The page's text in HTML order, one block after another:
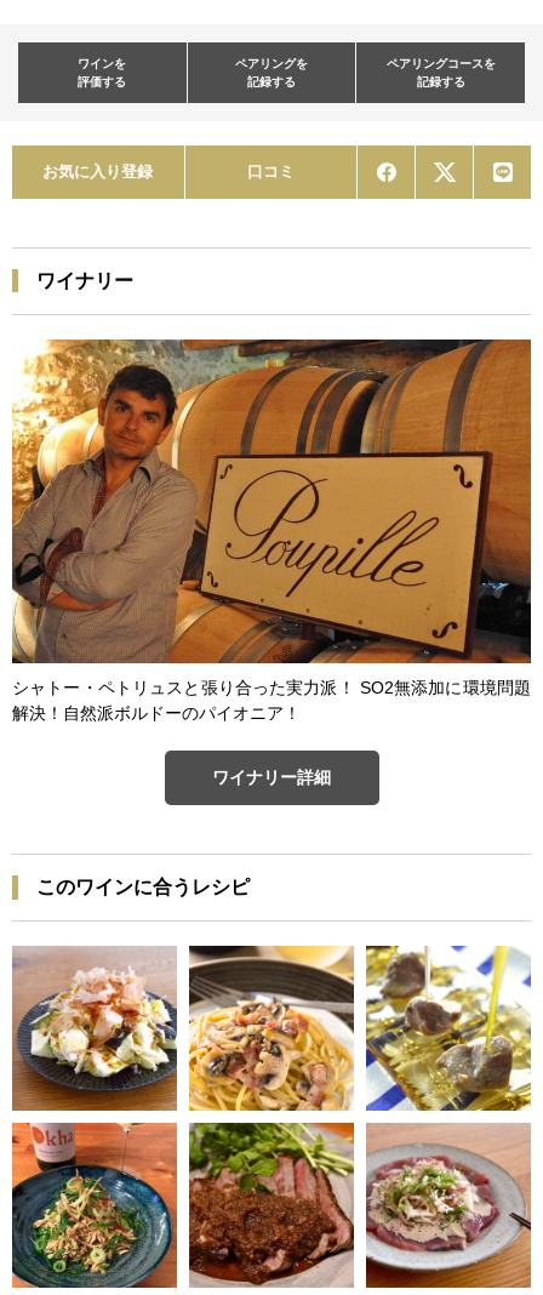
ワインを
評価する
ペアリングを
記録する
ペアリングコースを
記録する
お気に入り登録 口コミ
ワイナリー
シャトー・ペトリュスと張り合った実力派！ SO2無添加に環境問題
解決！自然派ボルドーのパイオニア！
ワイナリー詳細
このワインに合うレシピ